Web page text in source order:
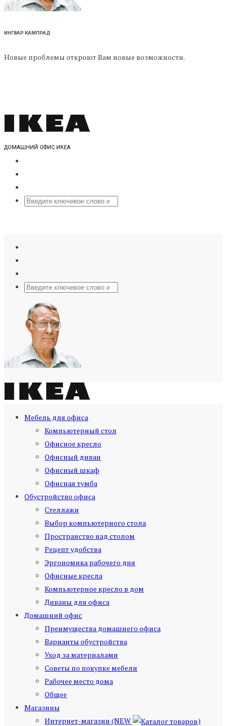
ИНГВАР КАМПРАД
Новые проблемы откроют Вам новые возможности.
ДОМАШНИЙ ОФИС ИКЕА
Мебель для офиса
Компьютерный стол
Офисное кресло
Офисный диван
Офисный шкаф
Офисная тумба
Обустройство офиса
Стеллажи
Выбор компьютерного стола
Пространство над столом
Рецепт удобства
Эргономика рабочего дня
Офисные кресла
Компьютерное кресло в дом
Диваны для офиса
Домашний офис
Преимущества домашнего офиса
Варианты обустройства
Уход за материалами
Советы по покупке мебели
Рабочее место дома
Общее
Магазины
Интернет-магазин (NEW
)